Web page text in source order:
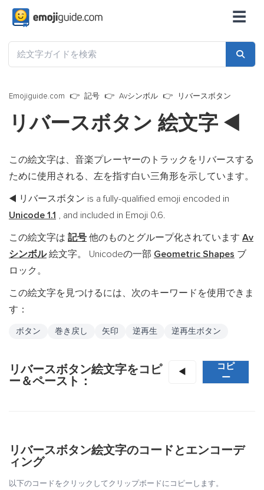
☰
Emojiguide.com 記号 Avシンボル リバースボタン
リバースボタン 絵文字 ◀️
この絵文字は、音楽プレーヤーのトラックをリバースする
ために使用される、左を指す白い三角形を示しています。
◀️ リバースボタン is a fully-qualified emoji encoded in
Unicode 1.1 , and included in Emoji 0.6.
この絵文字は 記号 他のものとグループ化されています Av
シンボル絵文字。 Unicodeの一部 Geometric Shapes ブ
ロック。
この絵文字を見つけるには、次のキーワードを使用できま
す：
ボタン 巻き戻し 矢印 逆再生 逆再生ボタン
リバースボタン絵文字をコピ
ー＆ペースト：
◀️
コピ
ー
リバースボタン絵文字のコードとエンコーデ
ィング
以下のコードをクリックしてクリップボードにコピーします。